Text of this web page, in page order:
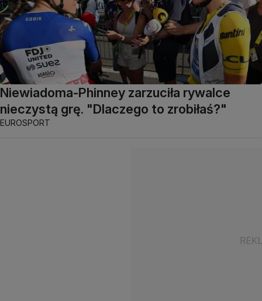
Niewiadoma-Phinney zarzuciła rywalce
nieczystą grę. "Dlaczego to zrobiłaś?"
EUROSPORT